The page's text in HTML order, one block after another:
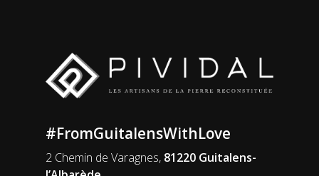
#FromGuitalensWithLove
2 Chemin de Varagnes, 81220 Guitalens-